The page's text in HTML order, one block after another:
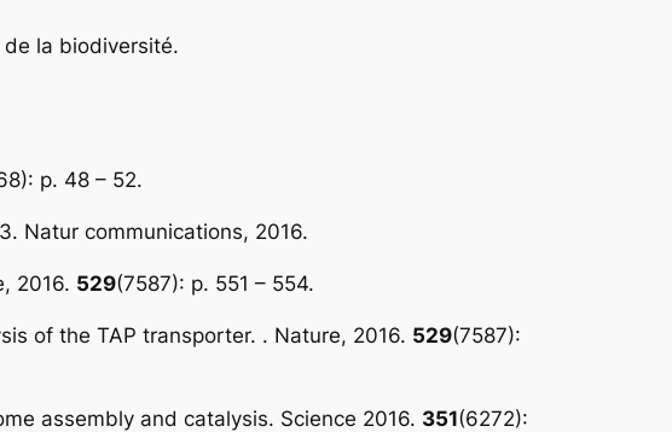
de la biodiversité.
p. 48 – 52.
Natur communications, 2016.
2016. 529(7587): p. 551 – 554.
of the TAP transporter. . Nature, 2016. 529(7587):
assembly and catalysis. Science 2016. 351(6272):